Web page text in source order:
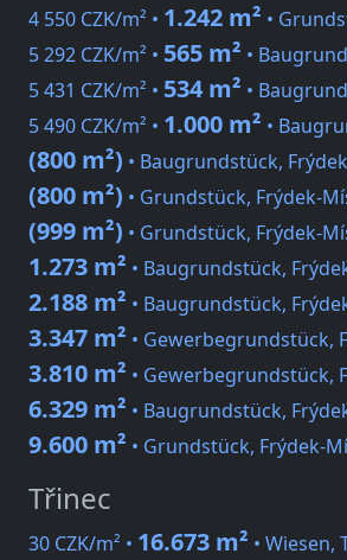
4 550 CZK/m² • 1.242 m² •
5 292 CZK/m² • 565 m² •
5 431 CZK/m² • 534 m² •
5 490 CZK/m² • 1.000 m² •
(800 m²) • Baugrundstück,
(800 m²) • Grundstück, Frýdek-
(999 m²) • Grundstück, Frýdek-
1.273 m² • Baugrundstück,
2.188 m² • Baugrundstück,
3.347 m² • Gewerbegrundstück,
3.810 m² • Gewerbegrundstück,
6.329 m² • Baugrundstück,
9.600 m² • Grundstück, Frýdek-
Třinec
30 CZK/m² • 16.673 m² • Wiesen,